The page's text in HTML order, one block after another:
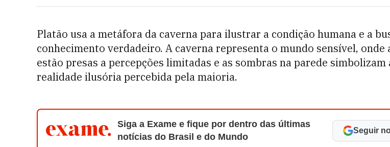
Platão usa a metáfora da caverna para ilustrar a condição humana e a
conhecimento verdadeiro. A caverna representa o mundo sensível, onde
estão presas a percepções limitadas e as sombras na parede simbolizam
realidade ilusória percebida pela maioria.
Siga a Exame e fique por dentro das últimas
notícias do Brasil e do Mundo
Seguir